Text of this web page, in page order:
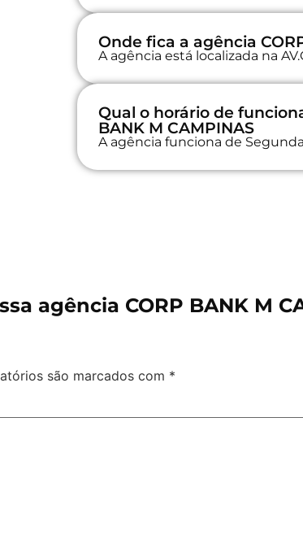
Onde fica a agência
A agência está localizada na
Qual o horário de
BANK M CAMPINAS
A agência funciona de Segunda
agência CORP BANK M
são marcados com *